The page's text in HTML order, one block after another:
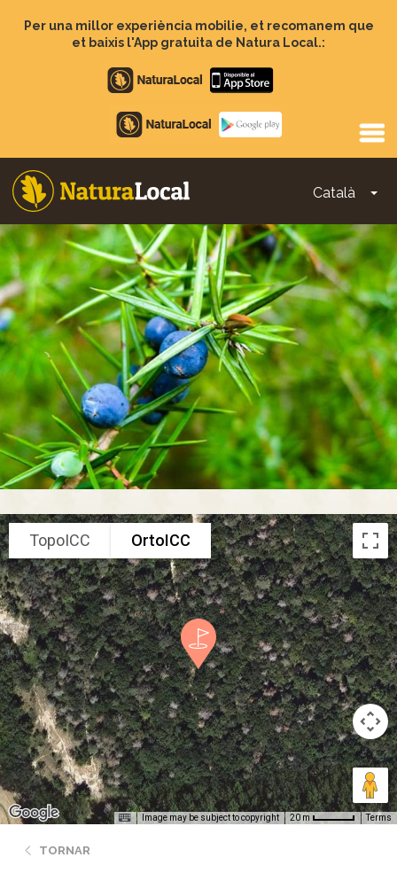
Per una millor experiència mobilie, et recomanem que
et baixis l'App gratuita de Natura Local.:
Apple
store
Google
Play
Català
Main
navigation
TopoICC OrtoICC
Image may be subject to copyright 20 m Terms
TORNAR